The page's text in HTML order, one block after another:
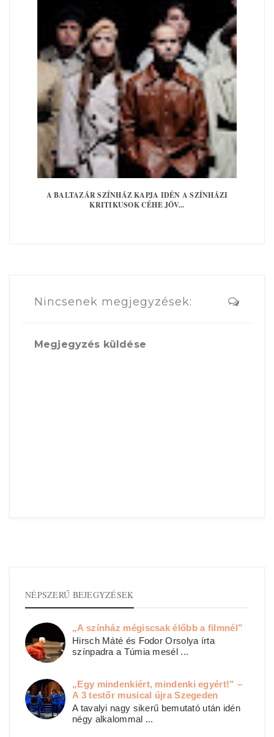
A BALTAZÁR SZÍNHÁZ KAPJA IDÉN A SZÍNHÁZI
KRITIKUSOK CÉHE JÖV...
Nincsenek megjegyzések:
Megjegyzés küldése
NÉPSZERŰ BEJEGYZÉSEK
„A színház mégiscsak élőbb a filmnél”
Hirsch Máté és Fodor Orsolya írta
színpadra a Túmia mesél ...
„Egy mindenkiért, mindenki egyért!” –
A 3 testőr musical újra Szegeden
A tavalyi nagy sikerű bemutató után idén
négy alkalommal ...